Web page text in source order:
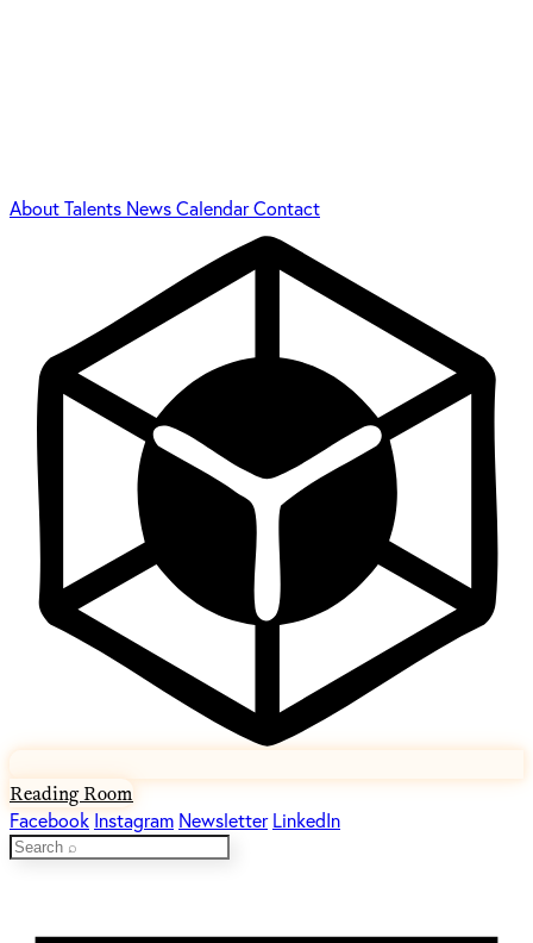
AboutTalents NewsCalendarContact
Reading Room
Facebook Instagram Newsletter LinkedIn